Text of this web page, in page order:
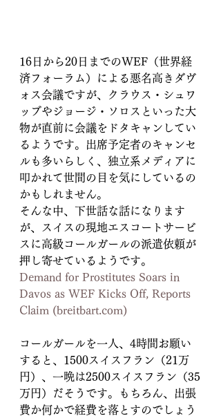
16日から20日までのWEF（世界経
済フォーラム）による悪名高きダヴ
ォス会議ですが、クラウス・シュワ
ッブやジョージ・ソロスといった大
物が直前に会議をドタキャンしてい
るようです。出席予定者のキャンセ
ルも多いらしく、独立系メディアに
叩かれて世間の目を気にしているの
かもしれません。
そんな中、下世話な話になります
が、スイスの現地エスコートサービ
スに高級コールガールの派遣依頼が
押し寄せているようです。
Demand for Prostitutes Soars in
Davos as WEF Kicks Off, Reports
Claim (breitbart.com)
コールガールを一人、4時間お願い
すると、1500スイスフラン（21万
円）、一晩は2500スイスフラン（35
万円）だそうです。もちろん、出張
費か何かで経費を落とすのでしょう